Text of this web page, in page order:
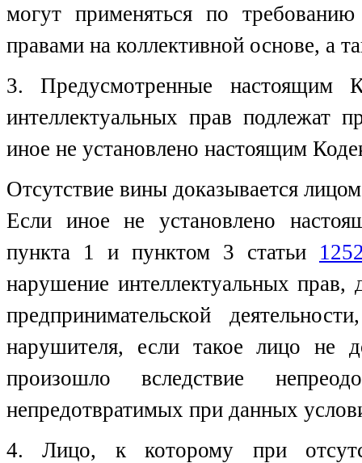
могут применяться по
правами на коллективной основе, а
3. Предусмотренные настоящим
интеллектуальных прав подлежат
иное не установлено настоящим
Отсутствие вины доказывается
Если иное не установлено
пункта 1 и пунктом 3 статьи
нарушение интеллектуальных
предпринимательской
нарушителя, если такое лицо не
произошло вследствие
непредотвратимых при данных
4. Лицо, к которому при